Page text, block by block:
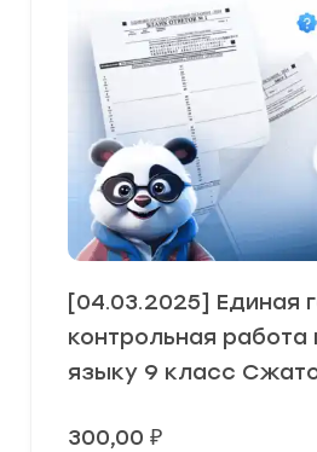
[04.03.2025] Единая
контрольная работа
языку 9 класс
300,00 ₽